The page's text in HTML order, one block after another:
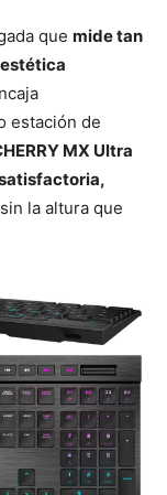
que mide tan
estética
estación de
MX Ultra
la altura que